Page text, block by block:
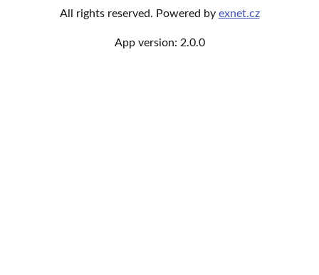
All rights reserved. Powered by exnet.cz
App version: 2.0.0